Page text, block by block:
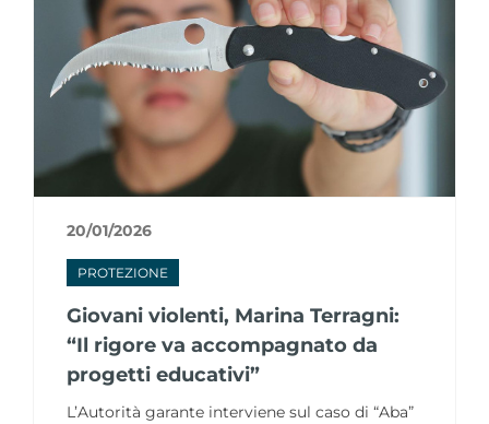
20/01/2026
PROTEZIONE
Giovani violenti, Marina Terragni:
“Il rigore va accompagnato da
progetti educativi”
L’Autorità garante interviene sul caso di “Aba”